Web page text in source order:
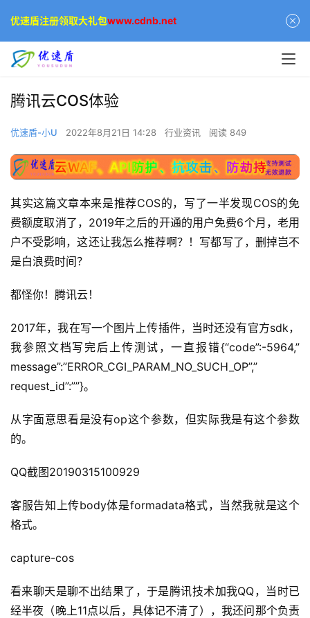
腾讯云COS体验
优速盾-小U 2022年8月21日 14:28 行业资讯 阅读 849
其实这篇文章本来是推荐COS的，写了一半发现COS的免
费额度取消了，2019年之后的开通的用户免费6个月，老用
户不受影响，这还让我怎么推荐啊？！写都写了，删掉岂不
是白浪费时间？
都怪你！腾讯云！
2017年，我在写一个图片上传插件，当时还没有官方sdk，
我参照文档写完后上传测试，一直报错{“code”:-5964,”
message”:”ERROR_CGI_PARAM_NO_SUCH_OP”,”
request_id”:””}。
从字面意思看是没有op这个参数，但实际我是有这个参数
的。
QQ截图20190315100929
客服告知上传body体是formadata格式，当然我就是这个
格式。
capture-cos
看来聊天是聊不出结果了，于是腾讯技术加我QQ，当时已
经半夜（晚上11点以后，具体记不清了），我还问那个负责
优速盾注册领取大礼包www.cdnb.net